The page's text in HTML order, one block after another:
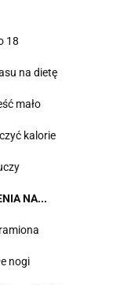
18
na dietę
mało
kalorie
NA...
nogi